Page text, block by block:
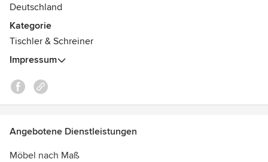
Deutschland
Kategorie
Tischler & Schreiner
Impressum
Angebotene Dienstleistungen
Möbel nach Maß